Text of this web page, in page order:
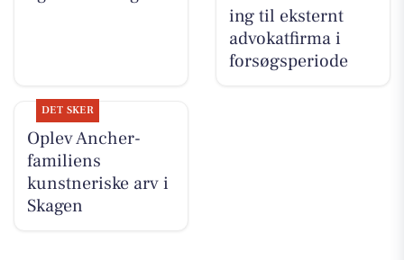
ing til eksternt
advokatfirma i
forsøgsperiode
DET SKER
Oplev Ancher-
familiens
kunstneriske arv i
Skagen